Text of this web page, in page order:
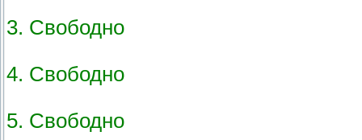
3. Свободно
4. Свободно
5. Свободно